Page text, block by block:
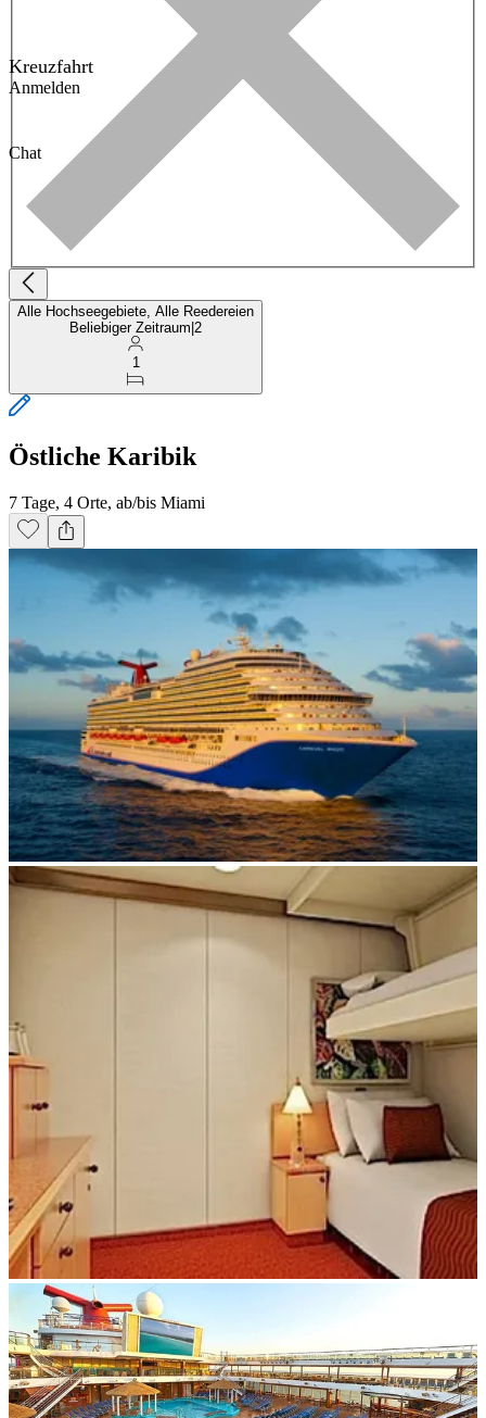
Kreuzfahrt
Anmelden
Chat
Alle Hochseegebiete, Alle Reedereien
Beliebiger Zeitraum 2
1
Östliche Karibik
7 Tage, 4 Orte, ab/bis Miami